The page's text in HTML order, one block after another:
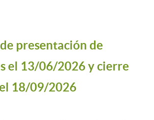
presentación de
el 13/06/2026 y cierre
18/09/2026